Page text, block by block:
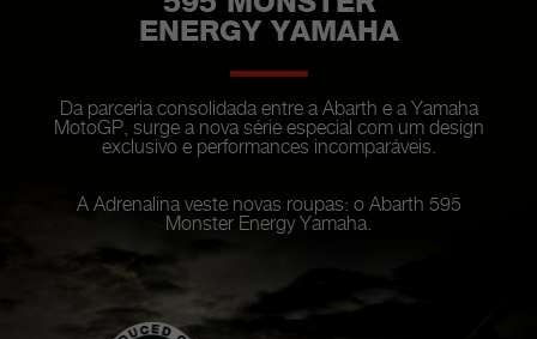
ENERGY YAMAHA
Da parceria consolidada entre a Abarth e a Yamaha
MotoGP, surge a nova série especial com um design
exclusivo e performances incomparáveis.
A Adrenalina veste novas roupas: o Abarth 595
Monster Energy Yamaha.